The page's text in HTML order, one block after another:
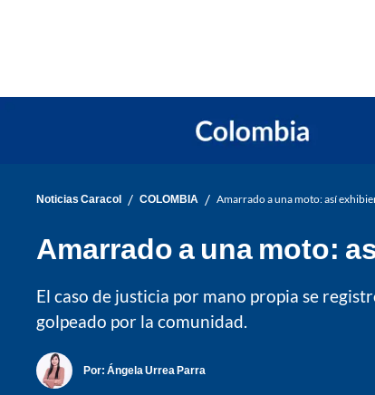
Noticias Caracol / COLOMBIA / Amarrado a una moto: así
Amarrado a una moto:
El caso de justicia por mano propia se
golpeado por la comunidad.
Por: Ángela Urrea Parra